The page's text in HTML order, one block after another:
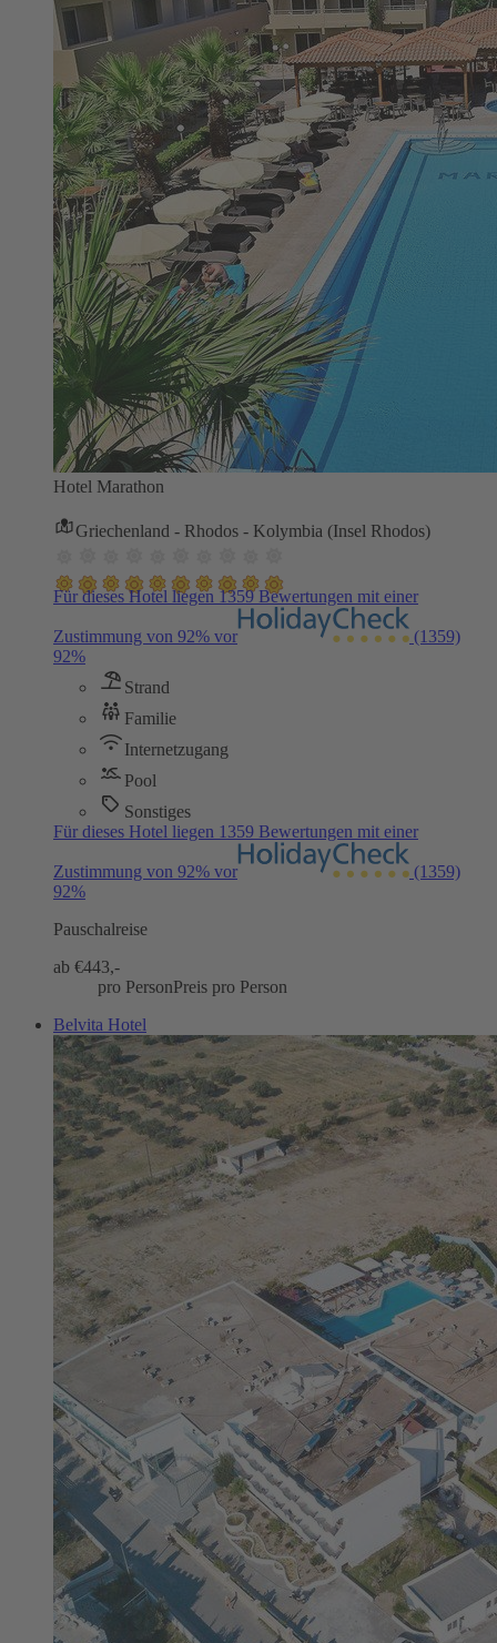
Hotel Marathon
Griechenland - Rhodos - Kolymbia (Insel Rhodos)
Für dieses Hotel liegen 1359 Bewertungen mit einer
Zustimmung von 92% vor
(1359)
92%
Strand
Familie
Internetzugang
Pool
Sonstiges
Für dieses Hotel liegen 1359 Bewertungen mit einer
Zustimmung von 92% vor
(1359)
92%
Pauschalreise
ab €443,-
pro PersonPreis pro Person
Belvita Hotel